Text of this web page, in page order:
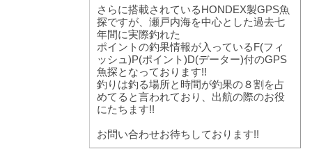
さらに搭載されているHONDEX製GPS魚
探ですが、瀬戸内海を中心とした過去七
年間に実際釣れた
ポイントの釣果情報が入っているF(フィ
ッシュ)P(ポイント)D(データー)付のGPS
魚探となっております!!
釣りは釣る場所と時間が釣果の８割を占
めてると言われており、出航の際のお役
にたちます!!
お問い合わせお待ちしております!!